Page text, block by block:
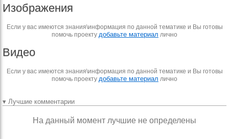
Изображения
Если у вас имеются знания\информация по данной тематике и Вы готовы
помочь проекту добавьте материал лично
Видео
Если у вас имеются знания\информация по данной тематике и Вы готовы
помочь проекту добавьте материал лично
▾ Лучшие комментарии
На данный момент лучшие не определены